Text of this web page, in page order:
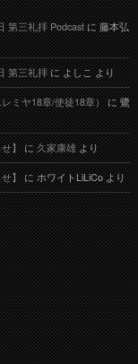
第三礼拝 Podcastに藤本弘
第三礼拝によしこより
ミヤ18章/使徒18章）に鷺
】に久家康雄より
】にホワイトLiLiCoより